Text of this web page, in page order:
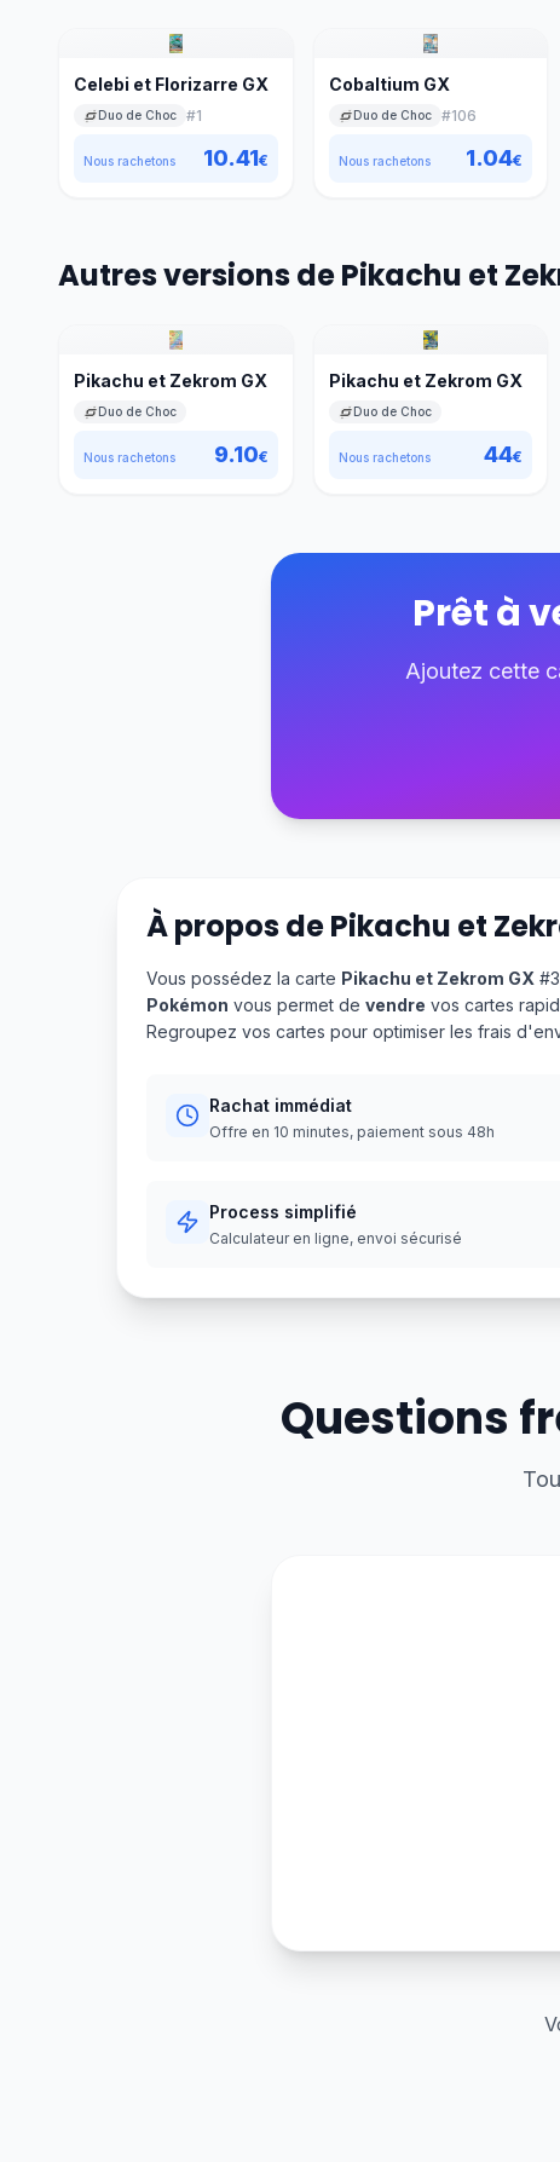
Celebi et Florizarre GX
Duo de Choc #1
Nous rachetons 10.41€
Cobaltium GX
Duo de Choc #106
Nous rachetons 1.04€
Autres versions de Pikachu et
Pikachu et Zekrom GX
Duo de Choc
Nous rachetons 9.10€
Pikachu et Zekrom GX
Duo de Choc
Nous rachetons 44€
Prêt à
Ajoutez cette
À propos dePikachu et
Vous possédez la carte Pikachu et Zekrom GX
Pokémon vous permet de vendre vos cartes
Regroupez vos cartes pour optimiser les frais
Rachat immédiat
Offre en 10 minutes, paiement sous 48h
Process simplifié
Calculateur en ligne, envoi sécurisé
Questions